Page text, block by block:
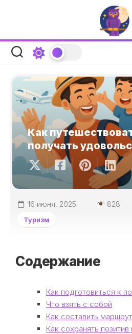
Как
получать
16 июня, 2025 828
Туризм
Содержание
Как подготовиться к
Что взять с собой
Как составить маршрут
Как сохранять